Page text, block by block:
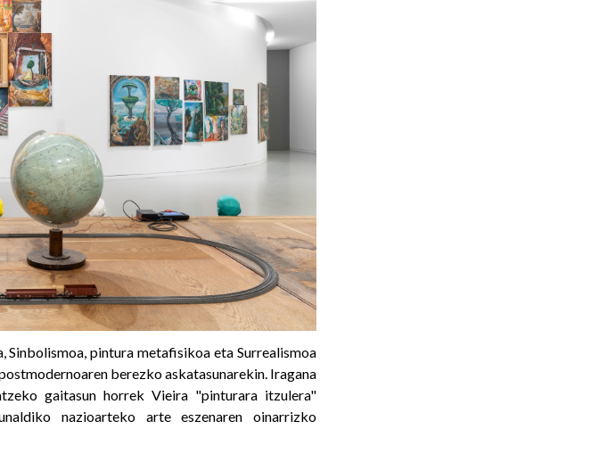
pintura metafisikoa eta Surrealismoa
berezko askatasunarekin. Iragana
gaitasun horrek Vieira "pinturara itzulera"
nazioarteko arte eszenaren oinarrizko